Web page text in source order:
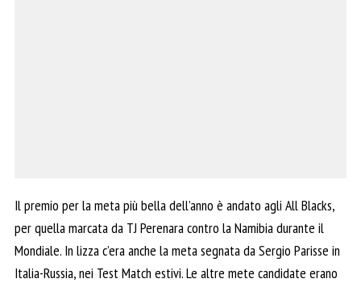
Il premio per la meta più bella dell’anno è andato agli All Blacks,
per quella marcata da TJ Perenara contro la Namibia durante il
Mondiale. In lizza c’era anche la meta segnata da Sergio Parisse in
Italia-Russia, nei Test Match estivi. Le altre mete candidate erano